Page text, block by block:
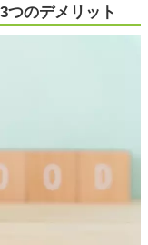
つのデメリット